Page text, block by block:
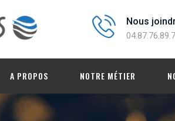
Nous
A PROPOS NOTRE MÉTIER